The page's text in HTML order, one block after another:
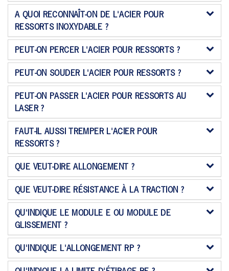
A QUOI RECONNAÎT-ON DE L'ACIER POUR
RESSORTS INOXYDABLE ?
PEUT-ON PERCER L'ACIER POUR RESSORTS ?
PEUT-ON SOUDER L'ACIER POUR RESSORTS ?
PEUT-ON PASSER L'ACIER POUR RESSORTS AU
LASER ?
FAUT-IL AUSSI TREMPER L'ACIER POUR
RESSORTS ?
QUE VEUT-DIRE ALLONGEMENT ?
QUE VEUT-DIRE RÉSISTANCE À LA TRACTION ?
QU'INDIQUE LE MODULE E OU MODULE DE
GLISSEMENT ?
QU'INDIQUE L'ALLONGEMENT RP ?